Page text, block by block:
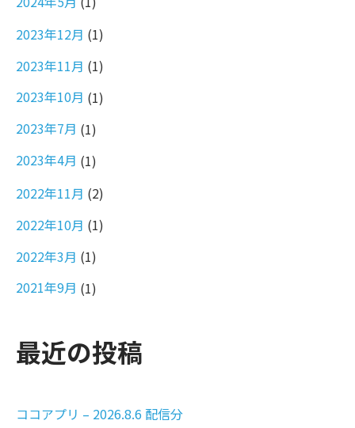
2023年12月 (1)
2023年11月 (1)
2023年10月 (1)
2023年7月 (1)
2023年4月 (1)
2022年11月 (2)
2022年10月 (1)
2022年3月 (1)
2021年9月 (1)
最近の投稿
ココアプリ – 2026.8.6 配信分